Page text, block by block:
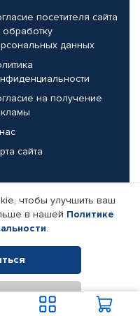
посетителя сайта
обработку
данных
на получение
сайта
компании
права защищены.
Автопрофи.
чтобы улучшить ваш
в нашей Политике
.
В корзину